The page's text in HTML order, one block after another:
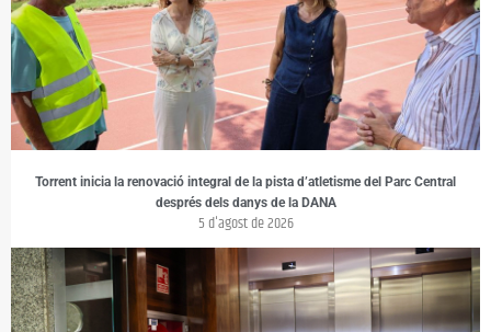
Torrent inicia la renovació integral de la pista d’atletisme del Parc Central
després dels danys de la DANA
5 d'agost de 2026